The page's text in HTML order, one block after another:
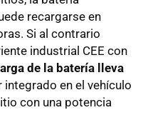
recargarse en
Si al contrario
industrial CEE con
de la batería lleva
integrado en el vehículo
con una potencia